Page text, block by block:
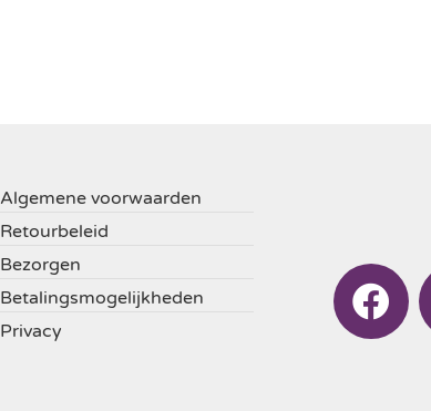
Algemene voorwaarden
Retourbeleid
Bezorgen
Betalingsmogelijkheden
Privacy